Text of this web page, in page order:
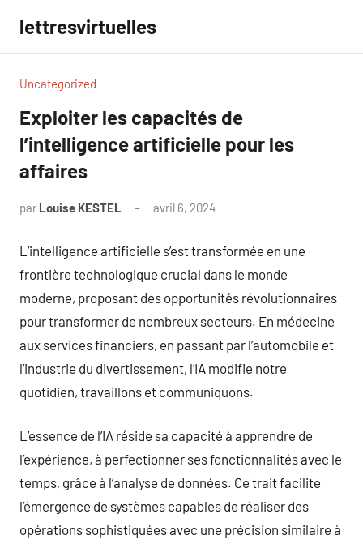
contenu
lettresvirtuelles
Uncategorized
Exploiter les capacités de
l’intelligence artificielle pour les
affaires
par Louise KESTEL avril 6, 2024
L’intelligence artificielle s’est transformée en une
frontière technologique crucial dans le monde
moderne, proposant des opportunités révolutionnaires
pour transformer de nombreux secteurs. En médecine
aux services financiers, en passant par l’automobile et
l’industrie du divertissement, l’IA modifie notre
quotidien, travaillons et communiquons.
L’essence de l’IA réside sa capacité à apprendre de
l’expérience, à perfectionner ses fonctionnalités avec le
temps, grâce à l’analyse de données. Ce trait facilite
l’émergence de systèmes capables de réaliser des
opérations sophistiquées avec une précision similaire à